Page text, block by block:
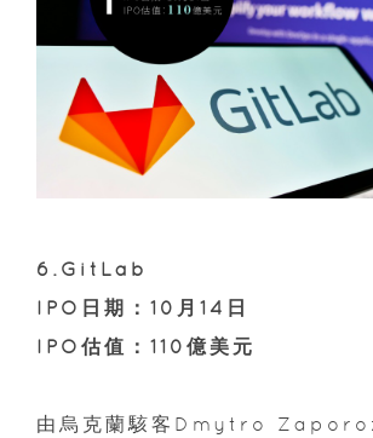
6.GitLab
IPO日期：10月14日
IPO估值：110億美元
由烏克蘭駭客Dmytro